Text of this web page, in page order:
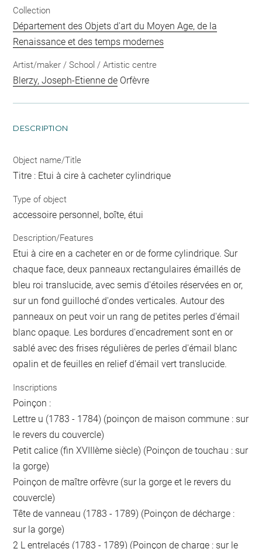
Collection
Département des Objets d'art du Moyen Age, de la
Renaissance et des temps modernes
Artist/maker / School / Artistic centre
Blerzy, Joseph-Etienne de Orfèvre
DESCRIPTION
Object name/Title
Titre : Etui à cire à cacheter cylindrique
Type of object
accessoire personnel, boîte, étui
Description/Features
Etui à cire en a cacheter en or de forme cylindrique. Sur
chaque face, deux panneaux rectangulaires émaillés de
bleu roi translucide, avec semis d'étoiles réservées en or,
sur un fond guilloché d'ondes verticales. Autour des
panneaux on peut voir un rang de petites perles d'émail
blanc opaque. Les bordures d'encadrement sont en or
sablé avec des frises régulières de perles d'émail blanc
opalin et de feuilles en relief d'émail vert translucide.
Inscriptions
Poinçon :
Lettre u (1783 - 1784) (poinçon de maison commune : sur
le revers du couvercle)
Petit calice (fin XVIIIème siècle) (Poinçon de touchau : sur
la gorge)
Poinçon de maître orfèvre (sur la gorge et le revers du
couvercle)
Tête de vanneau (1783 - 1789) (Poinçon de décharge :
sur la gorge)
2 L entrelacés (1783 - 1789) (Poinçon de charge : sur le